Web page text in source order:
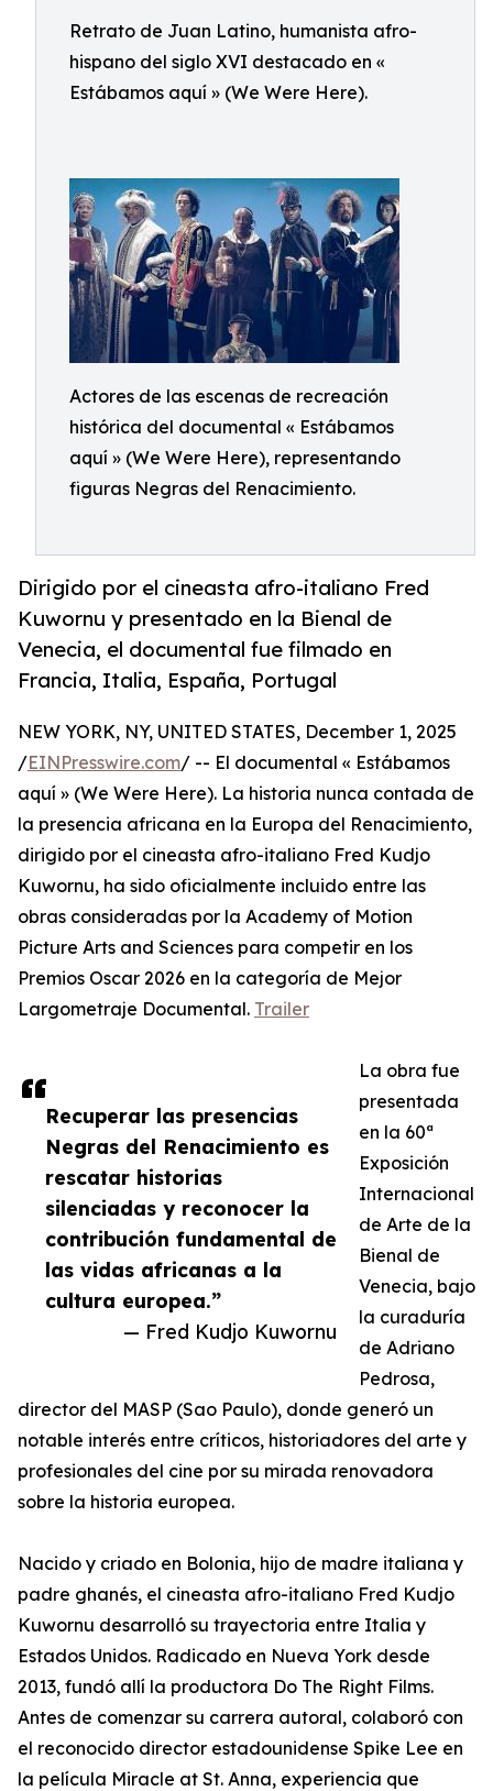
Retrato de Juan Latino, humanista afro-
hispano del siglo XVI destacado en «
Estábamos aquí » (We Were Here).
Actores de las escenas de recreación
histórica del documental « Estábamos
aquí » (We Were Here), representando
figuras Negras del Renacimiento.
Dirigido por el cineasta afro-italiano Fred
Kuwornu y presentado en la Bienal de
Venecia, el documental fue filmado en
Francia, Italia, España, Portugal
Recuperar las presencias
Negras del Renacimiento es
rescatar historias
silenciadas y reconocer la
contribución fundamental de
las vidas africanas a la
cultura europea.”
— Fred Kudjo Kuwornu
NEW YORK, NY, UNITED STATES, December 1, 2025
/EINPresswire.com/ -- El documental « Estábamos
aquí » (We Were Here). La historia nunca contada de
la presencia africana en la Europa del Renacimiento,
dirigido por el cineasta afro-italiano Fred Kudjo
Kuwornu, ha sido oficialmente incluido entre las
obras consideradas por la Academy of Motion
Picture Arts and Sciences para competir en los
Premios Oscar 2026 en la categoría de Mejor
Largometraje Documental. Trailer
La obra fue
presentada
en la 60ª
Exposición
Internacional
de Arte de la
Bienal de
Venecia, bajo
la curaduría
de Adriano
Pedrosa,
director del MASP (Sao Paulo), donde generó un
notable interés entre críticos, historiadores del arte y
profesionales del cine por su mirada renovadora
sobre la historia europea.
Nacido y criado en Bolonia, hijo de madre italiana y
padre ghanés, el cineasta afro-italiano Fred Kudjo
Kuwornu desarrolló su trayectoria entre Italia y
Estados Unidos. Radicado en Nueva York desde
2013, fundó allí la productora Do The Right Films.
Antes de comenzar su carrera autoral, colaboró con
el reconocido director estadounidense Spike Lee en
la película Miracle at St. Anna, experiencia que